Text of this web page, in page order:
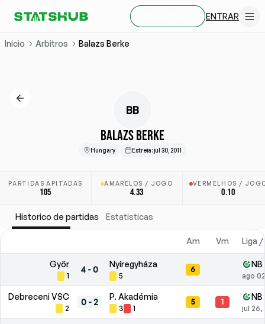
ENTRAR
Inicio Arbitros Balazs Berke
BB
BALAZS BERKE
Hungary Estreia:jul 30, 2011
PARTIDAS APITADAS
105
AMARELOS / JOGO
4.33
VERMELHOS /
0.10
Historico de partidas Estatisticas
Am Vm Liga
Győr
1
4 -0
Nyíregyháza
5
6
NB
ago
Debreceni VSC
2
0-2
P. Akadémia
3 1
5 1
NB
jul 26,